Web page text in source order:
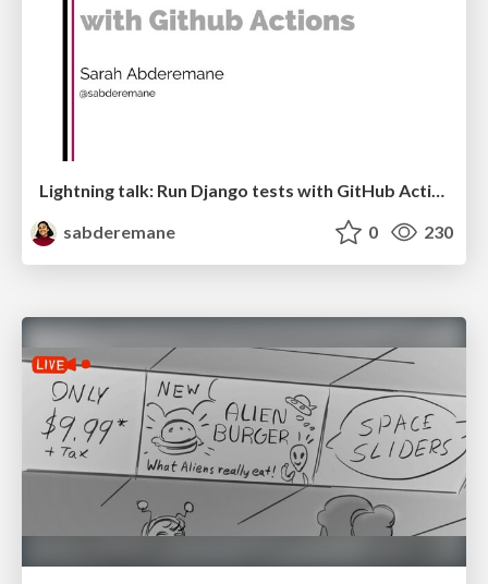
Lightning talk: Run Django tests with GitHub Actions
sabderemane
0 230